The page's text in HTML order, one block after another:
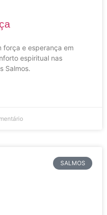
força e esperança em
espiritual nas
Salmos.
SALMOS